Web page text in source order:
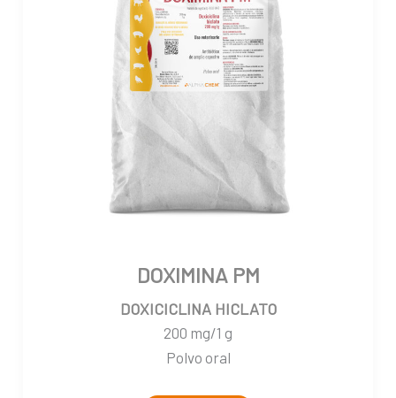
DOXIMINA PM
DOXICICLINA HICLATO
200 mg/1 g
Polvo oral